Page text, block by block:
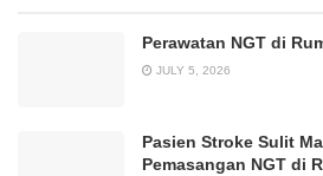
Perawatan NGT di
JULY 5, 2026
Pasien Stroke Sulit
Pemasangan NGT di